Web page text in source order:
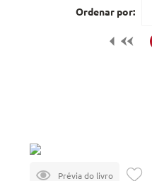
Ordenar por: